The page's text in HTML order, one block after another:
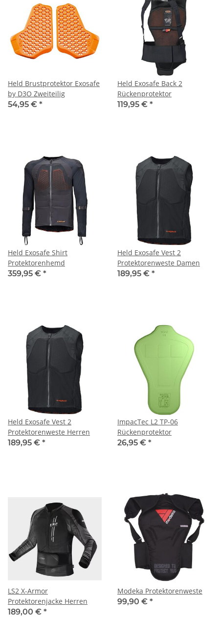
Held Brustprotektor Exosafe
by D3O Zweiteilig
54,95 € *
Held Exosafe Back 2
Rückenprotektor
119,95 € *
Held Exosafe Shirt
Protektorenhemd
359,95 € *
Held Exosafe Vest 2
Protektorenweste Damen
189,95 € *
Held Exosafe Vest 2
Protektorenweste Herren
189,95 € *
ImpacTec L2 TP-06
Rückenprotektor
26,95 € *
LS2 X-Armor
Protektorenjacke Herren
189,00 € *
Modeka Protektorenweste
99,90 € *